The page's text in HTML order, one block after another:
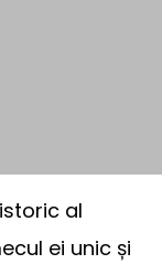
al
ei unic și